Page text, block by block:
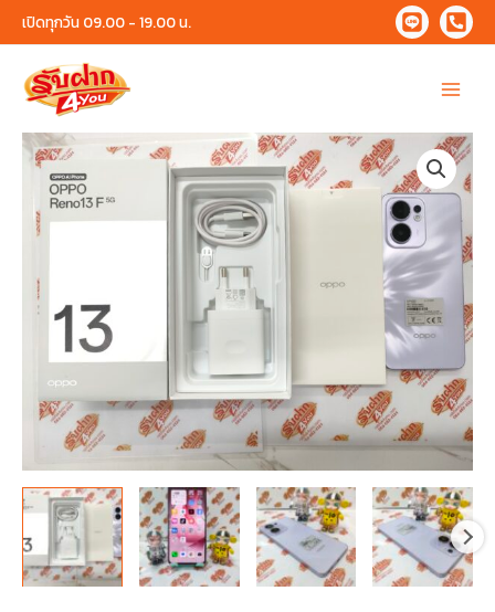
Skip
to
content
เปิดทุกวัน 09.00 - 19.00 น.
Main
Menu